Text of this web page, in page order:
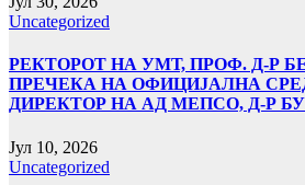
Uncategorized
РЕКТОРОТ НА УМТ, ПРОФ. Д-Р
ПРЕЧЕКА НА ОФИЦИЈАЛНА
ДИРЕКТОР НА АД МЕПСО, Д-Р
Јул 10, 2026
Uncategorized